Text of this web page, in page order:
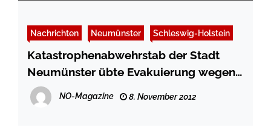
Nachrichten Neumünster Schleswig-Holstein
Katastrophenabwehrstab der Stadt
Neumünster übte Evakuierung wegen
Bombensprengung
NO-Magazine 8. November 2012